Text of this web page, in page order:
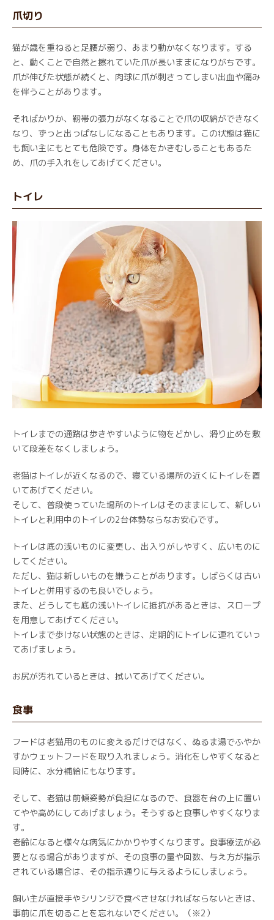
爪切り
猫が歳を重ねると足腰が弱り、あまり動かなくなります。する
と、動くことで自然と擦れていた爪が長いままになりがちです。
爪が伸びた状態が続くと、肉球に爪が刺さってしまい出血や痛み
を伴うことがあります。
そればかりか、靭帯の張力がなくなることで爪の収納ができなく
なり、ずっと出っぱなしになることもあります。この状態は猫に
も飼い主にもとても危険です。身体をかきむしることもあるた
め、爪の手入れをしてあげてください。
トイレ
トイレまでの通路は歩きやすいように物をどかし、滑り止めを敷
いて段差をなくしましょう。
老猫はトイレが近くなるので、寝ている場所の近くにトイレを置
いてあげてください。
そして、普段使っていた場所のトイレはそのままにして、新しい
トイレと利用中のトイレの2台体勢ならなお安心です。
トイレは底の浅いものに変更し、出入りがしやすく、広いものに
してください。
ただし、猫は新しいものを嫌うことがあります。しばらくは古い
トイレと併用するのも良いでしょう。
また、どうしても底の浅いトイレに抵抗があるときは、スロープ
を用意してあげてください。
トイレまで歩けない状態のときは、定期的にトイレに連れていっ
てあげましょう。
お尻が汚れているときは、拭いてあげてください。
食事
フードは老猫用のものに変えるだけではなく、ぬるま湯でふやか
すかウェットフードを取り入れましょう。消化をしやすくなると
同時に、水分補給にもなります。
そして、老猫は前傾姿勢が負担になるので、食器を台の上に置い
てやや高めにしてあげましょう。そうすると食事しやすくなりま
す。
老齢になると様々な病気にかかりやすくなります。食事療法が必
要となる場合がありますが、その食事の量や回数、与え方が指示
されている場合は、その指示通りに与えるようにしましょう。
飼い主が直接手やシリンジで食べさせなければならないときは、
事前に爪を切ることを忘れないでください。（※2）